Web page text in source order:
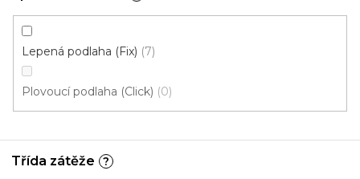
Lepená podlaha (Fix) 7
Plovoucí podlaha (Click) 0
Třída zátěže ?